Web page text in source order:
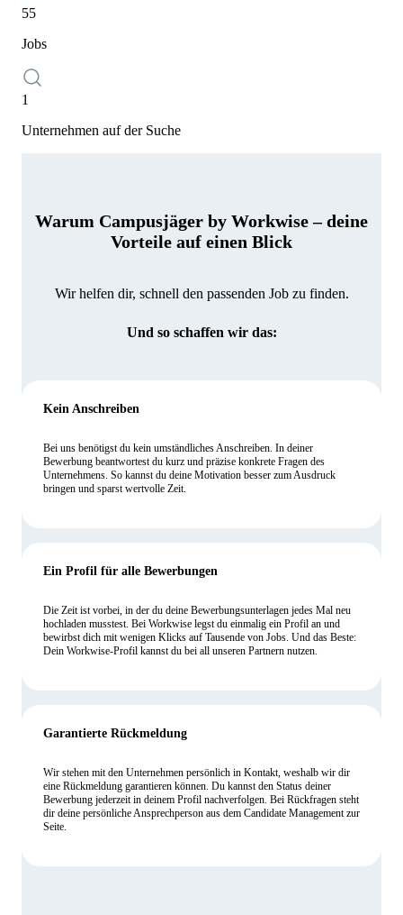
55
Jobs
1
Unternehmen auf der Suche
Warum Campusjäger by Workwise – deine
Vorteile auf einen Blick
Wir helfen dir, schnell den passenden Job zu finden.
Und so schaffen wir das:
Kein Anschreiben
Bei uns benötigst du kein umständliches Anschreiben. In deiner
Bewerbung beantwortest du kurz und präzise konkrete Fragen des
Unternehmens. So kannst du deine Motivation besser zum Ausdruck
bringen und sparst wertvolle Zeit.
Ein Profil für alle Bewerbungen
Die Zeit ist vorbei, in der du deine Bewerbungsunterlagen jedes Mal neu
hochladen musstest. Bei Workwise legst du einmalig ein Profil an und
bewirbst dich mit wenigen Klicks auf Tausende von Jobs. Und das Beste:
Dein Workwise-Profil kannst du bei all unseren Partnern nutzen.
Garantierte Rückmeldung
Wir stehen mit den Unternehmen persönlich in Kontakt, weshalb wir dir
eine Rückmeldung garantieren können. Du kannst den Status deiner
Bewerbung jederzeit in deinem Profil nachverfolgen. Bei Rückfragen steht
dir deine persönliche Ansprechperson aus dem Candidate Management zur
Seite.